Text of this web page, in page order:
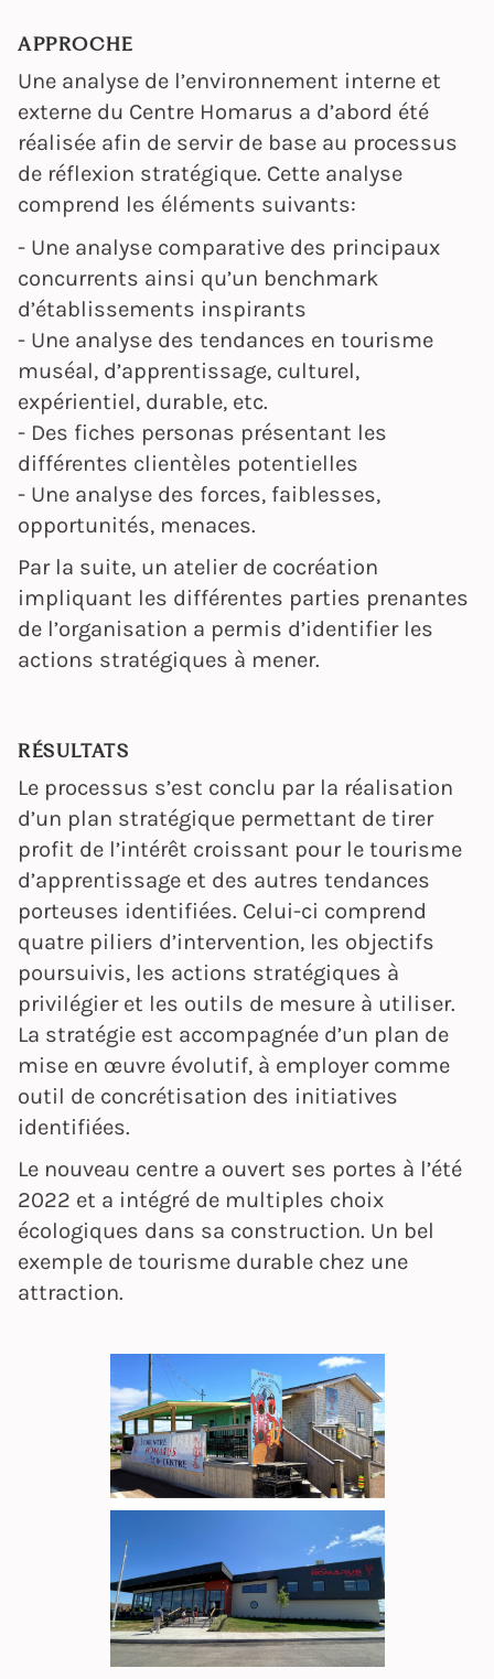
APPROCHE
Une analyse de l’environnement interne et
externe du Centre Homarus a d’abord été
réalisée afin de servir de base au processus
de réflexion stratégique. Cette analyse
comprend les éléments suivants:
- Une analyse comparative des principaux
concurrents ainsi qu’un benchmark
d’établissements inspirants
- Une analyse des tendances en tourisme
muséal, d’apprentissage, culturel,
expérientiel, durable, etc.
- Des fiches personas présentant les
différentes clientèles potentielles
- Une analyse des forces, faiblesses,
opportunités, menaces.
Par la suite, un atelier de cocréation
impliquant les différentes parties prenantes
de l’organisation a permis d’identifier les
actions stratégiques à mener.
RÉSULTATS
Le processus s’est conclu par la réalisation
d’un plan stratégique permettant de tirer
profit de l’intérêt croissant pour le tourisme
d’apprentissage et des autres tendances
porteuses identifiées. Celui-ci comprend
quatre piliers d’intervention, les objectifs
poursuivis, les actions stratégiques à
privilégier et les outils de mesure à utiliser.
La stratégie est accompagnée d’un plan de
mise en œuvre évolutif, à employer comme
outil de concrétisation des initiatives
identifiées.
Le nouveau centre a ouvert ses portes à l’été
2022 et a intégré de multiples choix
écologiques dans sa construction. Un bel
exemple de tourisme durable chez une
attraction.